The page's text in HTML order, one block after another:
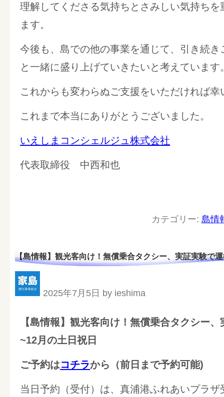
理解してくださる気持ちとさみしい気持ち
ます。
今後も、島での他の事業を通じて、引き続
と一緒に盛り上げていきたいと考えています
これからも変わらぬご支援をいただければ幸
これまで本当にありがとうございました。
いえしまコンシェルジュ株式会社
代表取締役 中西和也
カテゴリー: 島情
【島情報】観光客向け！無償乗合タクシー、実証実験で
2025年7月5日 by ieshima
【島情報】観光客向け！無償乗合タクシー
~12月の土日祝日
ご予約はコチラから（前日まで予約可能)
当日予約（受付）は、真浦港ふれあいプラ